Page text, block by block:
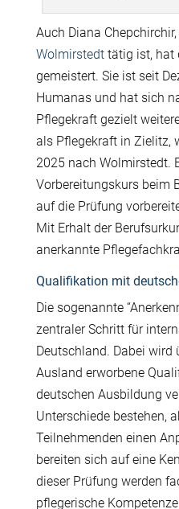
Auch Diana
Wolmirstedttätig ist, hat
gemeistert. Sie ist seit
Humanas und hat sich
Pflegekraft gezielt
als Pflegekraft in Zielitz,
2025 nach Wolmirstedt.
Vorbereitungskurs beim
auf die Prüfung
Mit Erhalt der
anerkannte
Qualifikation mit
Die sogenannte
zentraler Schritt für
Deutschland. Dabei wird
Ausland erworbene
deutschen Ausbildung
Unterschiede bestehen,
Teilnehmenden einen
bereiten sich auf eine
dieser Prüfung werden
pflegerische